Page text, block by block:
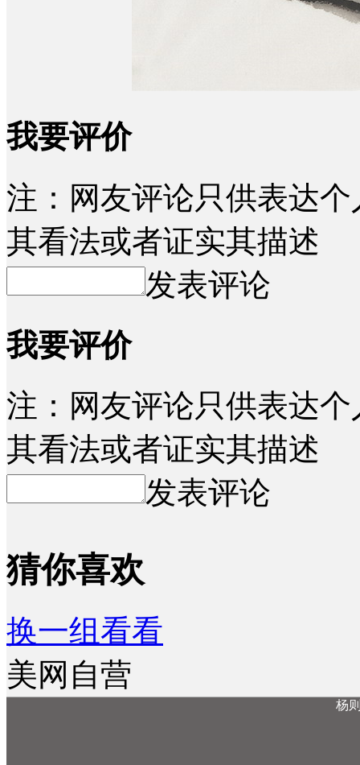
我要评价
注：网友评论只供表达
其看法或者证实其描述
发表评论
我要评价
注：网友评论只供表达
其看法或者证实其描述
发表评论
猜你喜欢
换一组看看
美网自营
杨